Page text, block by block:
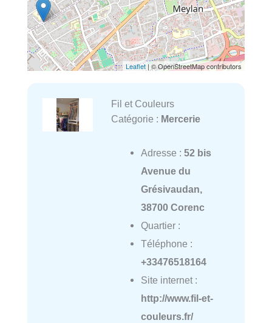
Leaflet| © OpenStreetMap contributors
Fil et Couleurs
Catégorie : Mercerie
Adresse : 52 bis
Avenue du
Grésivaudan,
38700 Corenc
Quartier :
Téléphone :
+33476518164
Site internet :
http://www.fil-et-
couleurs.fr/